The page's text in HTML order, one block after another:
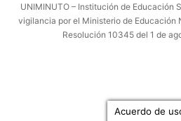
UNIMINUTO – Institución de Educación
vigilancia por el Ministerio de Educación
Resolución 10345 del 1 de
Acuerdo de